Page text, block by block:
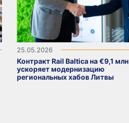
25.05.2026
Контракт Rail Baltica на €9,1 млн
ускоряет модернизацию
региональных хабов Литвы